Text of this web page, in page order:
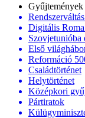
Gyűjtemények
Digitális
Szovjetunióba
Első
Reformáció
Családtörténet
Helytörténet
Középkori
Pártiratok